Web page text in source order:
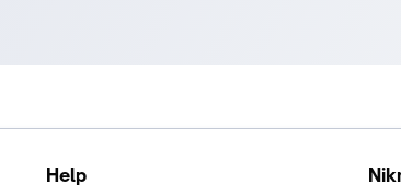
Help